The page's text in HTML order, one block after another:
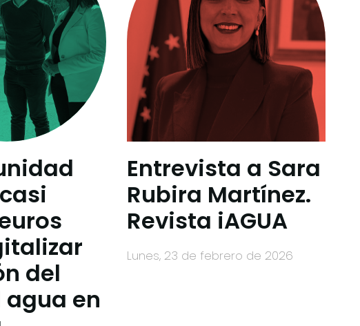
del
en
Entrevista a Sara
Rubira Martínez.
Revista iAGUA
lunes, 23 de febrero de 2026